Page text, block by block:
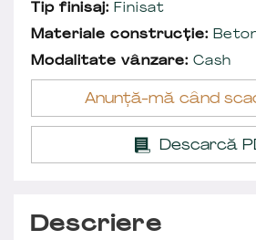
Tip finisaj: Finisat
Materiale construcție:
Modalitate vânzare: Cash
Anunță-mă când
Descarcă
Descriere